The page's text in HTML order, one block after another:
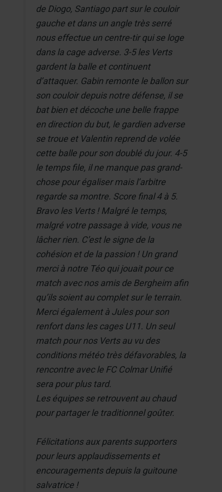
de Diogo, Santiago part sur le couloir
gauche et dans un angle très serré
nous effectue un centre-tir qui se loge
dans la cage adverse. 3-5 les Verts
gardent la balle et continuent
d’attaquer. Gabin remonte le ballon sur
son couloir depuis notre défense, il se
bat bien et décoche une belle frappe
en direction du but, le gardien adverse
se troue et Valentin reprend de volée
cette balle pour son doublé du jour. 4-5
le temps file, il ne manque pas grand-
chose pour égaliser mais l’arbitre
regarde sa montre. Score final 4 à 5.
Bravo les Verts ! Malgré le temps,
malgré votre passage à vide, vous ne
lâcher rien. C’est le signe de la
cohésion et de la passion ! Un grand
merci à notre Téo qui jouait pour ce
match avec nos amis de Bergheim afin
qu’ils soient au complet sur le terrain.
Merci également à Jules pour son
renfort dans les cages U11. Un seul
match pour nos Verts au vu des
conditions météo très défavorables, la
rencontre avec le FC Colmar Unifié
sera pour plus tard.
Les équipes se retrouvent au chaud
pour partager le traditionnel goûter.
Félicitations aux parents supporters
pour leurs applaudissements et
encouragements depuis la guitoune
salvatrice !